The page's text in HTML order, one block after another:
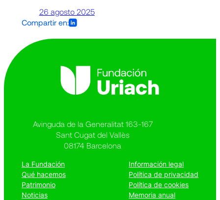
26 agosto 2025
Compartir en:
Avinguda de la Generalitat 163-167
Sant Cugat del Vallès
08174 Barcelona
La Fundación
Qué hacemos
Patrimonio
Noticias
Información legal
Política de privacidad
Política de cookies
Memoria anual